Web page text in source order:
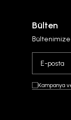
Bülten
Kampanya